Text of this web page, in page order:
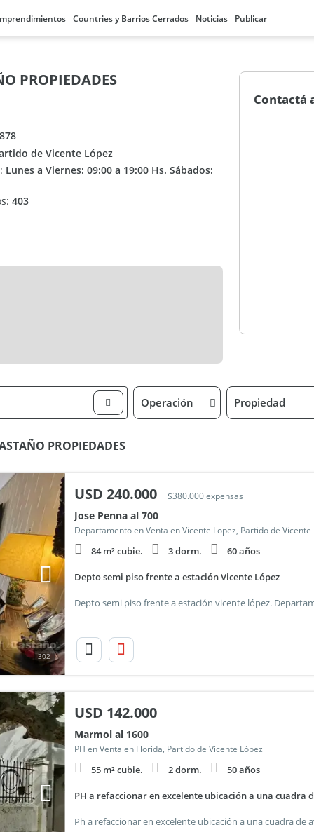
Countries y Barrios Cerrados Noticias Publicar
PROPIEDADES
de Vicente López
Lunes a Viernes: 09:00 a 19:00 Hs. Sábados:
403
Contactá
Operación Propiedad
PROPIEDADES
302
USD 240.000 + $380.000 expensas
Jose Penna al 700
Departamento en Venta en Vicente Lopez, Partido de Vicente
84 m² cubie. 3 dorm. 60 años
Depto semi piso frente a estación Vicente López
USD 142.000
Marmol al 1600
PH en Venta en Florida, Partido de Vicente López
55 m² cubie. 2 dorm. 50 años
PH a refaccionar en excelente ubicación a una cuadra